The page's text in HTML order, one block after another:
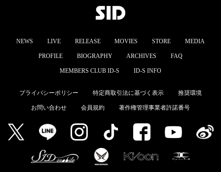
NEWS LIVE RELEASE MOVIES STORE MEDIA
PROFILE BIOGRAPHY ARCHIVES FAQ
MEMBERS CLUB ID-S ID-S INFO
プライバシーポリシー 特定商取引法に基づく表示 推奨環境
お問い合わせ 会員規約 著作権管理事業者許諾番号